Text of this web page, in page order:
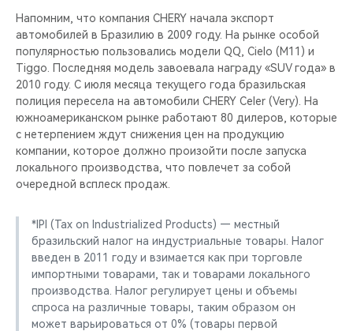
Напомним, что компания CHERY начала экспорт
автомобилей в Бразилию в 2009 году. На рынке особой
популярностью пользовались модели QQ, Cielo (M11) и
Tiggo. Последняя модель завоевала награду «SUV года» в
2010 году. С июля месяца текущего года бразильская
полиция пересела на автомобили CHERY Celer (Very). На
южноамериканском рынке работают 80 дилеров, которые
с нетерпением ждут снижения цен на продукцию
компании, которое должно произойти после запуска
локального производства, что повлечет за собой
очередной всплеск продаж.
*IPI (Tax on Industrialized Products) — местный
бразильский налог на индустриальные товары. Налог
введен в 2011 году и взимается как при торговле
импортными товарами, так и товарами локального
производства. Налог регулирует цены и объемы
спроса на различные товары, таким образом он
может варьироваться от 0% (товары первой